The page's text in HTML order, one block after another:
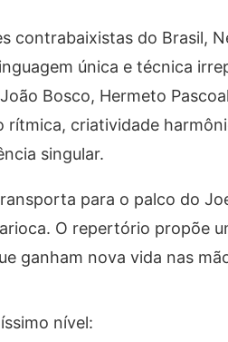
contrabaixistas do Brasil,
única e técnica
Bosco, Hermeto
rítmica, criatividade
singular.
para o palco do
O repertório propõe
ganham nova vida nas
nível: